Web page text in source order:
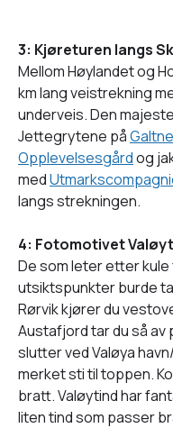
3: Kjøreturen langs
Mellom Høylandet og
km lang veistrekning
underveis. Den
Jettegrytene på
Opplevelsesgårdog
med
langs strekningen.
4: Fotomotivet
De som leter etter
utsiktspunkter burde ta
Rørvik kjører du
Austafjord tar du så av
slutter ved Valøya
merket sti til toppen.
bratt. Valøytind har
liten tind som passer